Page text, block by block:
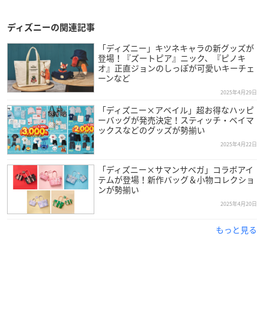
ディズニーの関連記事
「ディズニー」キツネキャラの新グッズが
登場！『ズートピア』ニック、『ピノキ
オ』正直ジョンのしっぽが可愛いキーチェ
ーンなど
2025年4月29日
「ディズニー×アベイル」超お得なハッピ
ーバッグが発売決定！スティッチ・ベイマ
ックスなどのグッズが勢揃い
2025年4月22日
「ディズニー×サマンサベガ」コラボアイ
テムが登場！新作バッグ＆小物コレクショ
ンが勢揃い
2025年4月20日
もっと見る